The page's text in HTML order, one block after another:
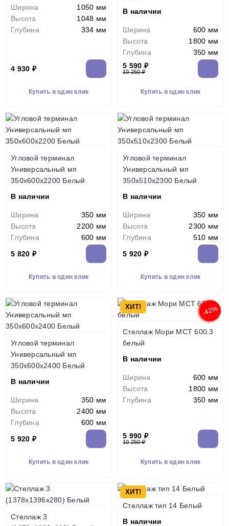
Ширина
1050 мм
Высота
1048 мм
Глубина
334 мм
4 930 ₽
Купить в один клик
В наличии
Ширина
600 мм
Высота
1800 мм
Глубина
350 мм
5 590 ₽
10 250 ₽
Купить в один клик
Угловой терминал
Универсальный мп
350х600х2200 Белый
В наличии
Ширина
350 мм
Высота
2200 мм
Глубина
600 мм
5 820 ₽
Купить в один клик
Угловой терминал
Универсальный мп
350х510х2300 Белый
В наличии
Ширина
350 мм
Высота
2300 мм
Глубина
510 мм
5 920 ₽
Купить в один клик
Угловой терминал
Универсальный мп
350х600х2400 Белый
В наличии
Ширина
350 мм
Высота
2400 мм
Глубина
600 мм
5 920 ₽
Купить в один клик
ХИТ! -42%
Стеллаж Мори МСТ 600.3
белый
В наличии
Ширина
600 мм
Высота
1800 мм
Глубина
350 мм
5 990 ₽
10 250 ₽
Купить в один клик
Стеллаж 3
ХИТ!
Стеллаж тип 14 Белый
В наличии